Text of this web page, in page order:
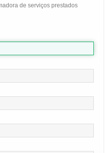
de serviços prestados